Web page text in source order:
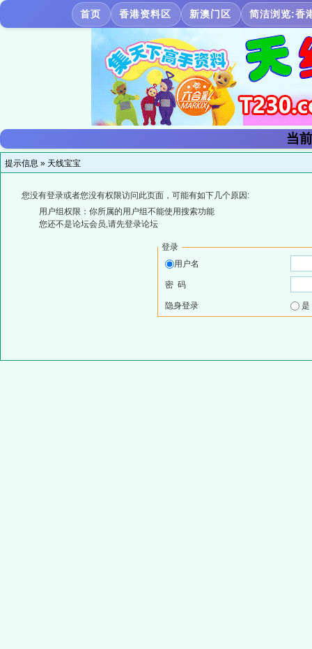
首页 香港资料区 新澳门区 简洁浏览:香
当
提示信息 » 天线宝宝
您没有登录或者您没有权限访问此页面，可能有如下几个原因:
用户组权限：你所属的用户组不能使用搜索功能
您还不是论坛会员,请先登录论坛
登录
用户名
密 码
隐身登录